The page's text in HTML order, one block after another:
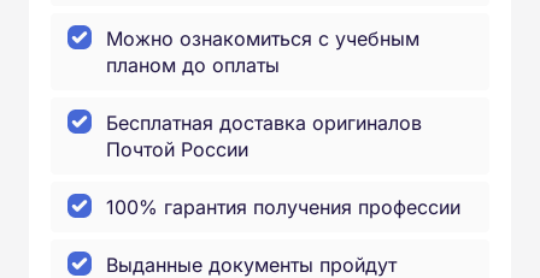
Можно ознакомиться с учебным
планом до оплаты
Бесплатная доставка оригиналов
Почтой России
100% гарантия получения профессии
Выданные документы пройдут